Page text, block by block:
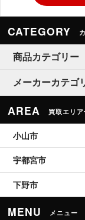
CATEGORY
商品カテゴリー
メーカーカテゴ
AREA 買取エリア
小山市
宇都宮市
下野市
MENU メニュー